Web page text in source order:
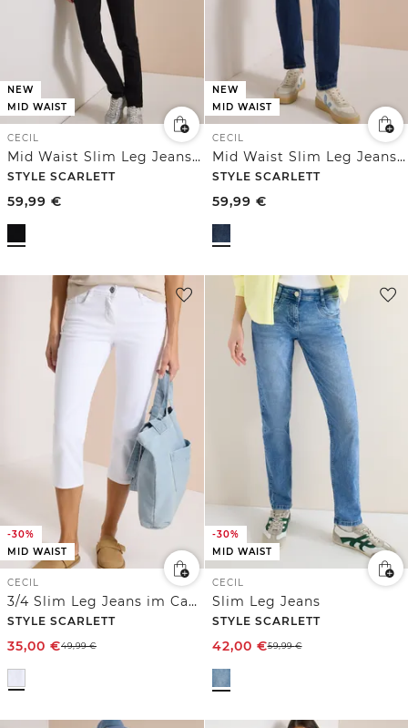
NEW
MID WAIST
CECIL
Mid Waist Slim Leg Jeans im Casual Fit
STYLE SCARLETT
59,99 €
NEW
MID WAIST
CECIL
Mid Waist Slim Leg Jeans im Casual Fit
STYLE SCARLETT
59,99 €
-30%
MID WAIST
CECIL
3/4 Slim Leg Jeans im Casual Fit
STYLE SCARLETT
35,00 €49,99€
-30%
MID WAIST
CECIL
Slim Leg Jeans
STYLE SCARLETT
42,00 €59,99€